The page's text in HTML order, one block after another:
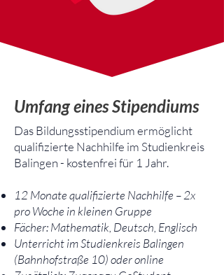
Umfang eines Stipendiums
Das Bildungsstipendium ermöglicht
qualifizierte Nachhilfe im Studienkreis
Balingen - kostenfrei für 1 Jahr.
12 Monate qualifizierte Nachhilfe – 2x
pro Woche in kleinen Gruppe
Fächer: Mathematik, Deutsch, Englisch
Unterricht im Studienkreis Balingen
(Bahnhofstraße 10) oder online